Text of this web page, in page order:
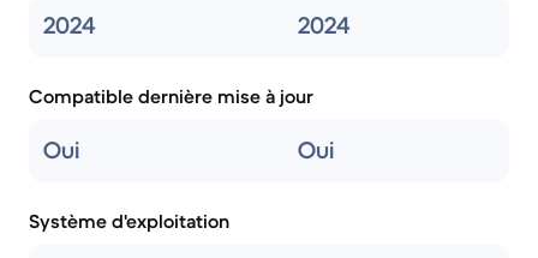
2024 2024
Compatible dernière mise à jour
Oui Oui
Système d'exploitation